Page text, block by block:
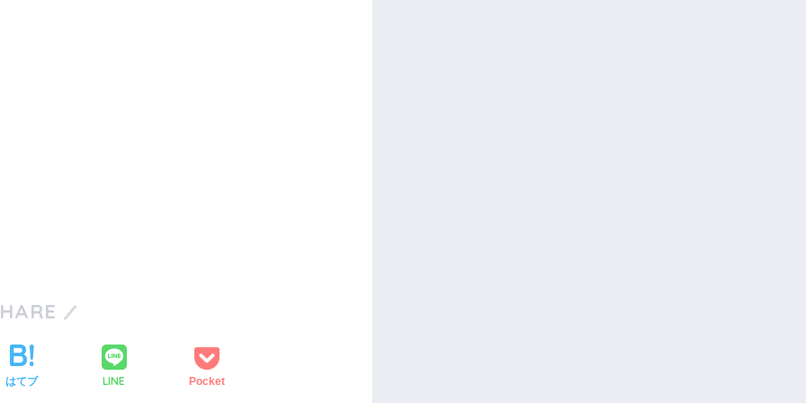
はてブ LINE Pocket